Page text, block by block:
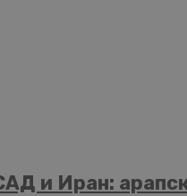
и Иран: